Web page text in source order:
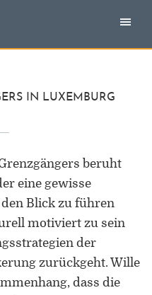
WILLE
Toggle
IN LUXEMBURG
beruht
eine gewisse
Blick zu führen
motiviert zu sein
der
zurückgeht. Wille
dass die